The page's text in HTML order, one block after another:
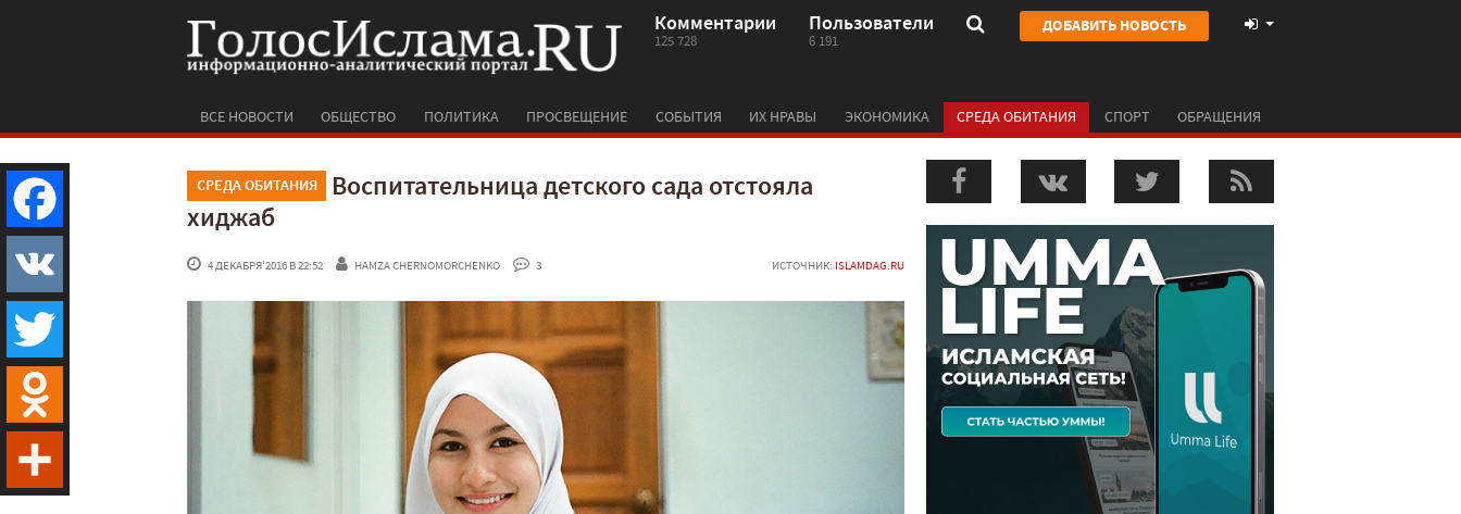
Комментарии
125 728
Пользователи
6 191
ДОБАВИТЬ НОВОСТЬ
ВСЕ НОВОСТИ ОБЩЕСТВО ПОЛИТИКА ПРОСВЕЩЕНИЕ СОБЫТИЯ ИХ НРАВЫ ЭКОНОМИКА СРЕДА ОБИТАНИЯ СПОРТ ОБРАЩЕНИЯ
СРЕДА ОБИТАНИЯ
Воспитательница детского сада отстояла
хиджаб
4 ДЕКАБРЯ'2016 В 22:52 HAMZA CHERNOMORCHENKO 3 ИСТОЧНИК: ISLAMDAG.RU
Facebook
VK
Twitter
Odnoklassniki